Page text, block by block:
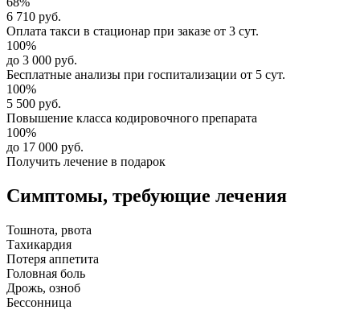
6 710 руб.
Оплата такси в стационар при заказе от 3 сут.
100%
до 3 000 руб.
Бесплатные анализы при госпитализации от 5 сут.
100%
5 500 руб.
Повышение класса кодировочного препарата
100%
до 17 000 руб.
Получить лечение в подарок
Симптомы, требующие лечения
Тошнота, рвота
Тахикардия
Потеря аппетита
Головная боль
Дрожь, озноб
Бессонница